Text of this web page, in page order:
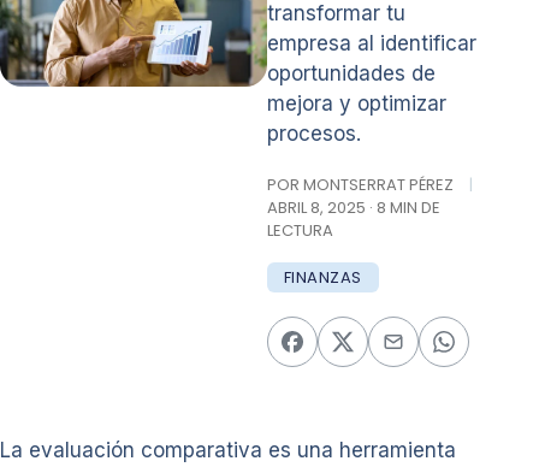
transformar tu
empresa al identificar
oportunidades de
mejora y optimizar
procesos.
POR MONTSERRAT PÉREZ
|
ABRIL 8, 2025 · 8 MIN DE
LECTURA
FINANZAS
La evaluación comparativa es una herramienta